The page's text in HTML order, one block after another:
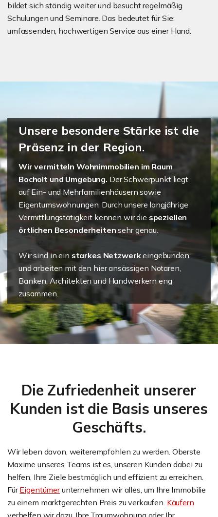
bildet sich ständig weiter und besucht regelmäßig
Schulungen und Seminare. Das bedeutet für Sie:
umfassenden, hochwertigen Service aus einer Hand.
Unsere besondere Stärke ist die
Präsenz in der Region.
Wir vermitteln Wohnimmobilien im Raum
Bocholt und Umgebung. Der Schwerpunkt liegt
auf Ein- und Mehrfamilienhäusern sowie
Eigentumswohnungen. Durch unsere langjährige
Vermittlungstätigkeit kennen wir die speziellen
örtlichen Besonderheiten sehr genau.
Wir sind in ein starkes Netzwerkeingebunden
und arbeiten mit den hier ansässigen Notaren,
Banken, Architekten und Handwerkern eng
zusammen.
Die Zufriedenheit unserer
Kunden ist die Basis unseres
Geschäfts.
Wir leben davon, weiterempfohlen zu werden. Oberste
Maxime unseres Teams ist es, unseren Kunden dabei zu
helfen, Ihre Ziele bestmöglich und effizient zu erreichen.
FürEigentümerunternehmen wir alles, um Ihre Immobilie
zu einem marktgerechten Preis zu verkaufen. Käufern
verhelfen wir dazu, Ihre Traumwohnung oder Ihr